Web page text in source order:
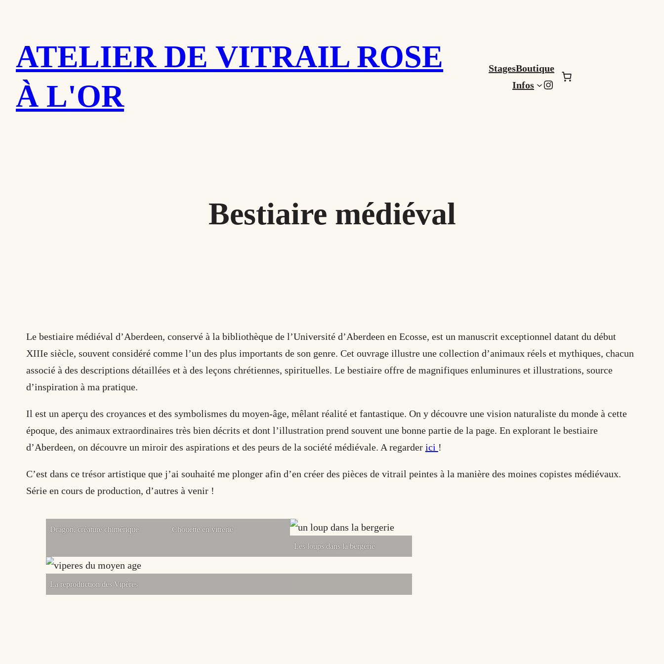
contenu
ATELIER DE VITRAIL ROSE
À L'OR
StagesBoutique
Infos
Instagram
Bestiaire médiéval
Le bestiaire médiéval d’Aberdeen, conservé à la bibliothèque de l’Université d’Aberdeen en Ecosse, est un manuscrit exceptionnel datant du début
XIIIe siècle, souvent considéré comme l’un des plus importants de son genre. Cet ouvrage illustre une collection d’animaux réels et mythiques, chacun
associé à des descriptions détaillées et à des leçons chrétiennes, spirituelles. Le bestiaire offre de magnifiques enluminures et illustrations, source
d’inspiration à ma pratique.
Il est un aperçu des croyances et des symbolismes du moyen-âge, mêlant réalité et fantastique. On y découvre une vision naturaliste du monde à cette
époque, des animaux extraordinaires très bien décrits et dont l’illustration prend souvent une bonne partie de la page. En explorant le bestiaire
d’Aberdeen, on découvre un miroir des aspirations et des peurs de la société médiévale. A regarder ici !
C’est dans ce trésor artistique que j’ai souhaité me plonger afin d’en créer des pièces de vitrail peintes à la manière des moines copistes médiévaux.
Série en cours de production, d’autres à venir !
Dragon, créature chimérique
Chouette en vitrerie
Les loups dans la bergerie
La reproduction des Vipères